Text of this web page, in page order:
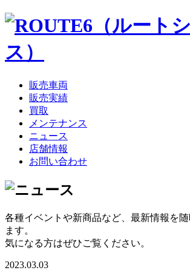
販売車両
販売実績
買取
メンテナンス
ニュース
店舗情報
お問い合わせ
各種イベントや新商品など、最新情報を
ます。
気になる方はぜひご覧ください。
2023.03.03